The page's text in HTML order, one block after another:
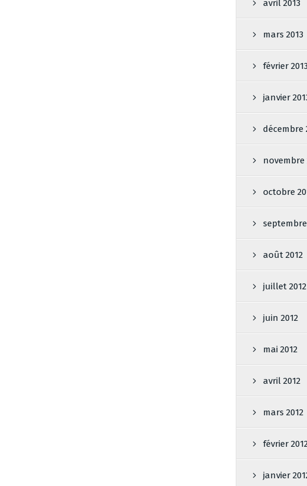
avril 2013
mars 2013
février
janvier
décembre
novembre
octobre
septembre
août 2012
juillet 2012
juin 2012
mai 2012
avril 2012
mars 2012
février
janvier